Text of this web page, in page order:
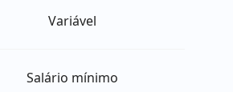
Variável
Salário mínimo